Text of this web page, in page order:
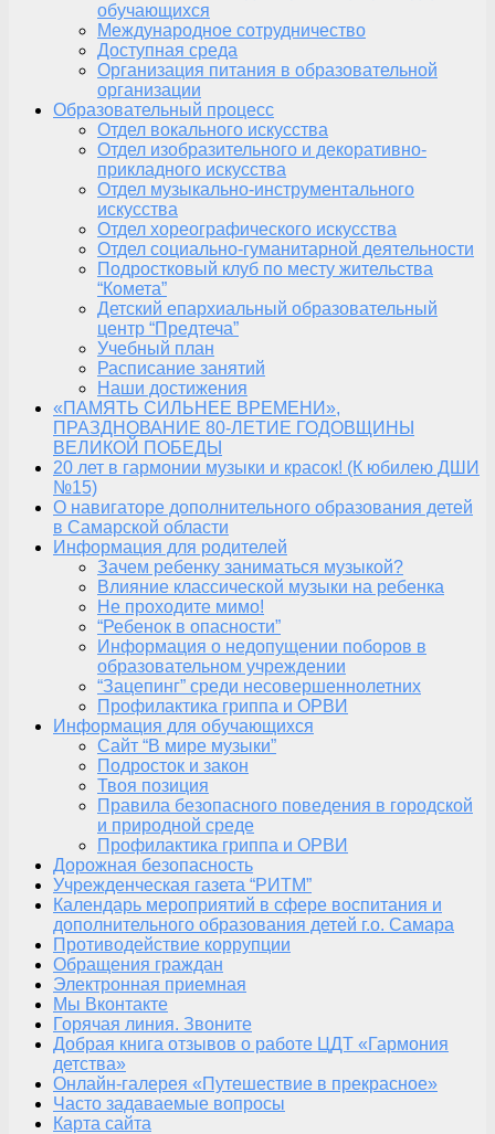
обучающихся
Международное сотрудничество
Доступная среда
Организация питания в образовательной
организации
Образовательный процесс
Отдел вокального искусства
Отдел изобразительного и декоративно-
прикладного искусства
Отдел музыкально-инструментального
искусства
Отдел хореографического искусства
Отдел социально-гуманитарной деятельности
Подростковый клуб по месту жительства
“Комета”
Детский епархиальный образовательный
центр “Предтеча”
Учебный план
Расписание занятий
Наши достижения
«ПАМЯТЬ СИЛЬНЕЕ ВРЕМЕНИ»,
ПРАЗДНОВАНИЕ 80-ЛЕТИЕ ГОДОВЩИНЫ
ВЕЛИКОЙ ПОБЕДЫ
20 лет в гармонии музыки и красок! (К юбилею ДШИ
№15)
О навигаторе дополнительного образования детей
в Самарской области
Информация для родителей
Зачем ребенку заниматься музыкой?
Влияние классической музыки на ребенка
Не проходите мимо!
“Ребенок в опасности”
Информация о недопущении поборов в
образовательном учреждении
“Зацепинг” среди несовершеннолетних
Профилактика гриппа и ОРВИ
Информация для обучающихся
Сайт “В мире музыки”
Подросток и закон
Твоя позиция
Правила безопасного поведения в городской
и природной среде
Профилактика гриппа и ОРВИ
Дорожная безопасность
Учрежденческая газета “РИТМ”
Календарь мероприятий в сфере воспитания и
дополнительного образования детей г.о. Самара
Противодействие коррупции
Обращения граждан
Электронная приемная
Мы Вконтакте
Горячая линия. Звоните
Добрая книга отзывов о работе ЦДТ «Гармония
детства»
Онлайн-галерея «Путешествие в прекрасное»
Часто задаваемые вопросы
Карта сайта